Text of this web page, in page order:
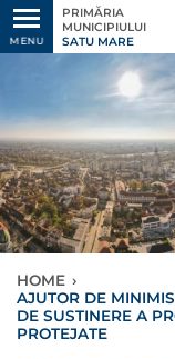
MENU
PRIMĂRIA
MUNICIPIULUI
SATU MARE
HOME ›
AJUTOR DE
DE SUSTINERE A
PROTEJATE